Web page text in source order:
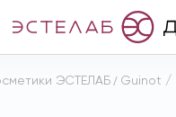
ЭСТЕЛАБ / Guinot /